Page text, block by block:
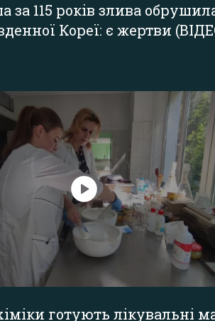
за 115 років злива
Кореї: є жертви
готують лікувальні